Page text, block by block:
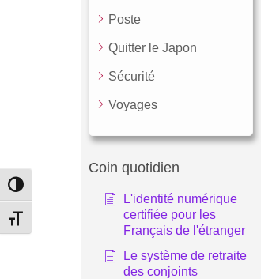
Passer en contraste élevé
Changer la taille de la police
Poste
Quitter le Japon
Sécurité
Voyages
Coin quotidien
L'identité numérique
certifiée pour les
Français de l'étranger
Le système de retraite
des conjoints